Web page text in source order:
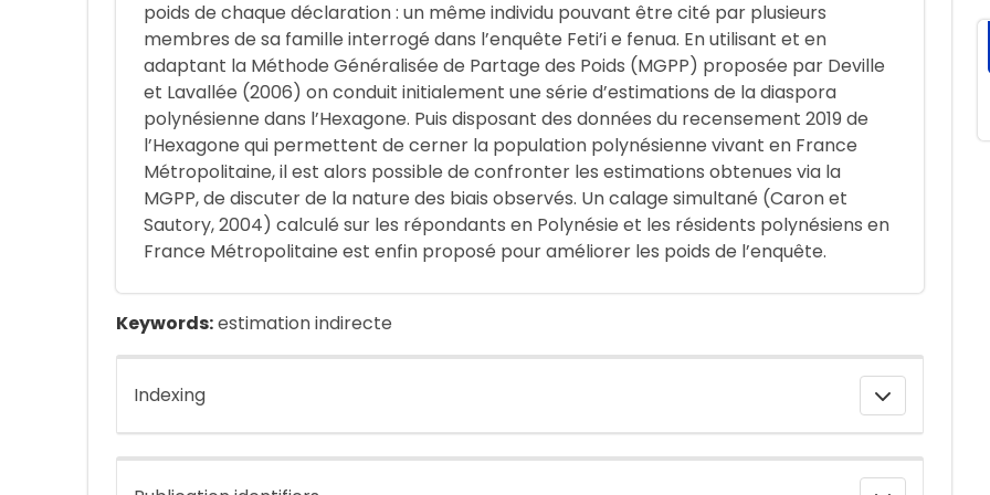
poids de chaque déclaration : un même individu pouvant être cité par plusieurs
membres de sa famille interrogé dans l’enquête Feti’i e fenua. En utilisant et en
adaptant la Méthode Généralisée de Partage des Poids (MGPP) proposée par Deville
et Lavallée (2006) on conduit initialement une série d’estimations de la diaspora
polynésienne dans l’Hexagone. Puis disposant des données du recensement 2019 de
l’Hexagone qui permettent de cerner la population polynésienne vivant en France
Métropolitaine, il est alors possible de confronter les estimations obtenues via la
MGPP, de discuter de la nature des biais observés. Un calage simultané (Caron et
Sautory, 2004) calculé sur les répondants en Polynésie et les résidents polynésiens en
France Métropolitaine est enfin proposé pour améliorer les poids de l’enquête.
Keywords:estimation indirecte
Indexing